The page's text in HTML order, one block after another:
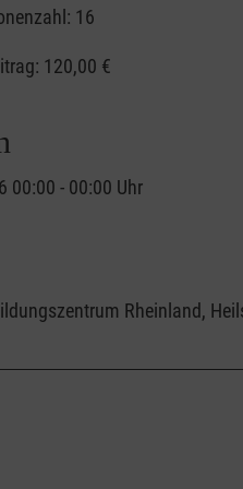
16
120,00 €
00:00 - 00:00 Uhr
Rheinland,